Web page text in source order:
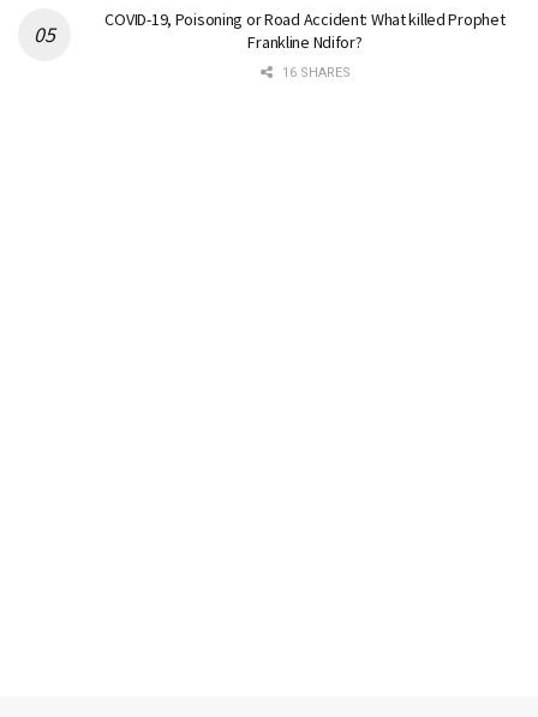
COVID-19, Poisoning or Road Accident: What killed Prophet
Frankline Ndifor?
16 SHARES